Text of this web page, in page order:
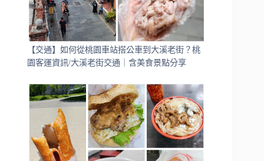
【交通】如何從桃園車站搭公車到大溪老街？桃
園客運資訊/大溪老街交通｜含美食景點分享